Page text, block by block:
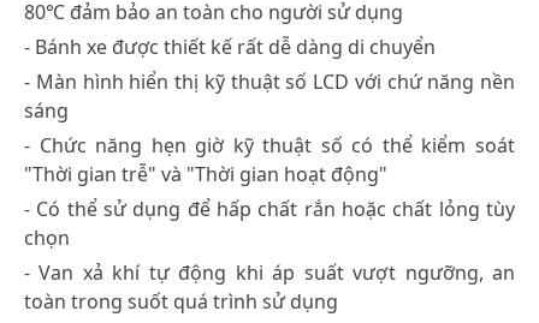
80℃ đảm bảo an toàn cho người sử dụng
- Bánh xe được thiết kế rất dễ dàng di chuyển
- Màn hình hiển thị kỹ thuật số LCD với chứ năng nền
sáng
- Chức năng hẹn giờ kỹ thuật số có thể kiểm soát
"Thời gian trễ" và "Thời gian hoạt động"
- Có thể sử dụng để hấp chất rắn hoặc chất lỏng tùy
chọn
- Van xả khí tự động khi áp suất vượt ngưỡng, an
toàn trong suốt quá trình sử dụng